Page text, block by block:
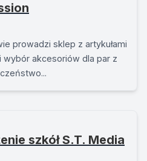
prowadzi sklep z artykułami
wybór akcesoriów dla par z
szkół S.T. Media